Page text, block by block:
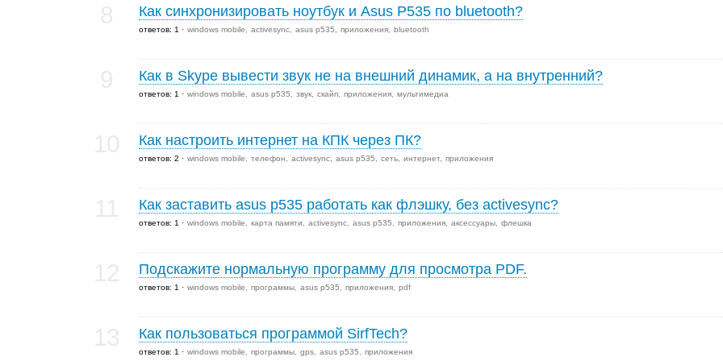
Как синхронизировать ноутбук и Asus P535 по bluetooth?
ответов: 1 windows mobile activesync asus p535 приложения bluetooth
Как в Skype вывести звук не на внешний динамик, а на внутренний?
ответов: 1 windows mobile asus p535 звук скайп приложения мультимедиа
Как настроить интернет на КПК через ПК?
ответов: 2 windows mobile телефон activesync asus p535 сеть интернет приложения
Как заставить asus p535 работать как флэшку, без activesync?
ответов: 1 windows mobile карта памяти activesync asus p535 приложения аксессуары флешка
Подскажите нормальную программу для просмотра PDF.
ответов: 1 windows mobile программы asus p535 приложения pdf
Как пользоваться программой SirfTech?
ответов: 1 windows mobile программы gps asus p535 приложения